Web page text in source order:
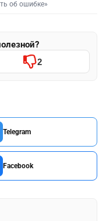
об ошибке»
2
Telegram
Facebook